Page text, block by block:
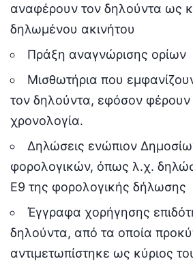
αναφέρουν τον δηλούντα ως
δηλωμένου ακινήτου
Πράξη αναγνώρισης ορίων
Μισθωτήρια που
τον δηλούντα, εφόσον φέρουν
χρονολογία.
Δηλώσεις ενώπιον
φορολογικών, όπως λ.χ.
Ε9 της φορολογικής δήλωσης
Έγγραφα χορήγησης
δηλούντα, από τα οποία
αντιμετωπίστηκε ως κύριος